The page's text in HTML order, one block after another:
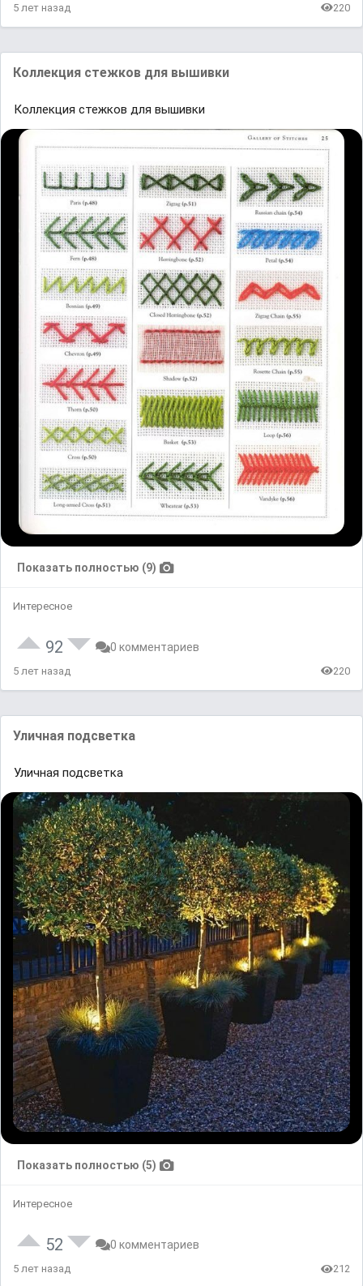
5 лет назад 220
Коллекция стежков для вышивки
Коллекция стежков для вышивки
Показать полностью (9)
Интересное
92 0 комментариев
5 лет назад 220
Уличная подсветка
Уличная подсветка
Показать полностью (5)
Интересное
52 0 комментариев
5 лет назад 212